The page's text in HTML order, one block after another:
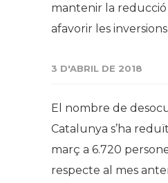
mantenir la reducció
afavorir les
3 D'ABRIL DE 2018
El nombre de
Catalunya s’ha
març a 6.720
respecte al mes